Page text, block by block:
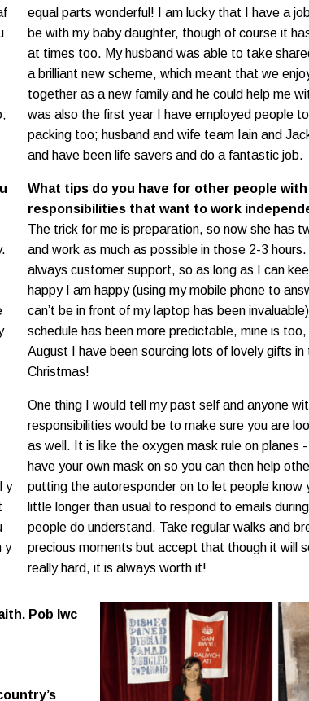
equal parts wonderful! I am lucky that I have a
be with my baby daughter, though of course it
at times too. My husband was able to take
a brilliant new scheme, which meant that we
together as a new family and he could help me
was also the first year I have employed people
packing too; husband and wife team Iain and
and have been life savers and do a fantastic job.
What tips do you have for other people
responsibilities that want to work
The trick for me is preparation, so now she has
and work as much as possible in those 2-3
always customer support, so as long as I can
happy I am happy (using my mobile phone to
can’t be in front of my laptop has been
schedule has been more predictable, mine is
August I have been sourcing lots of lovely gifts in
Christmas!
y
y
One thing I would tell my past self and anyone
responsibilities would be to make sure you are
as well. It is like the oxygen mask rule on planes
have your own mask on so you can then help
putting the autoresponder on to let people know
little longer than usual to respond to emails
people do understand. Take regular walks and
precious moments but accept that though it will
really hard, it is always worth it!
Pob lwc